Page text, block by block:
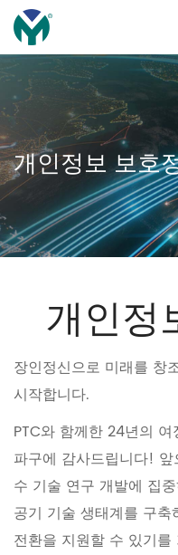
개인정보 보호
개인정
장인정신으로 미래를 창
시작합니다.
PTC와 함께한 24년의
파구에 감사드립니다!
수 기술 연구 개발에 집
공기 기술 생태계를 구
전환을 지원할 수 있기